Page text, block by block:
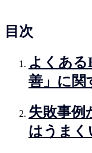
目次
よくある
善」に関
失敗事例
はうまく